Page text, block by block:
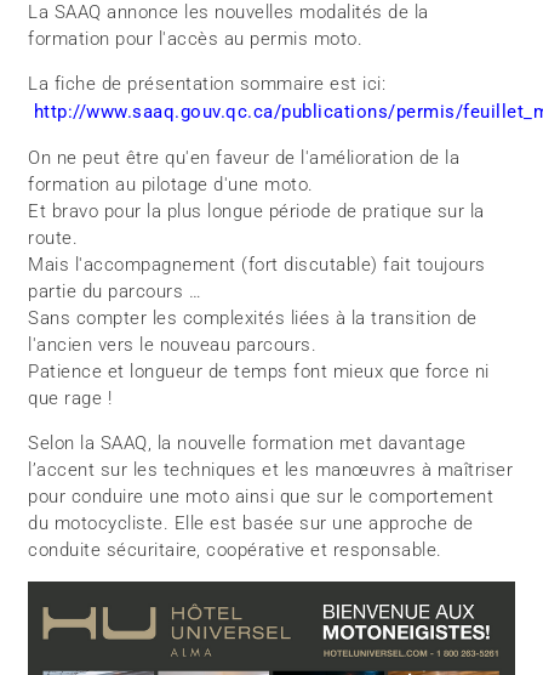
La SAAQ annonce les nouvelles modalités de la
formation pour l'accès au permis moto.
La fiche de présentation sommaire est ici:
http://www.saaq.gouv.qc.ca/publications/permis/
On ne peut être qu'en faveur de l'amélioration de la
formation au pilotage d'une moto.
Et bravo pour la plus longue période de pratique sur la
route.
Mais l'accompagnement (fort discutable) fait toujours
partie du parcours …
Sans compter les complexités liées à la transition de
l'ancien vers le nouveau parcours.
Patience et longueur de temps font mieux que force ni
que rage !
Selon la SAAQ, la nouvelle formation met davantage
l’accent sur les techniques et les manœuvres à maîtriser
pour conduire une moto ainsi que sur le comportement
du motocycliste. Elle est basée sur une approche de
conduite sécuritaire, coopérative et responsable.